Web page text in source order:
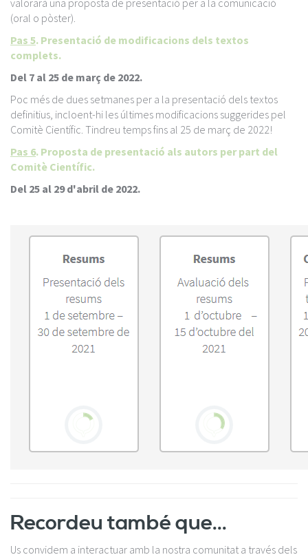
valorarà una proposta de presentació per a la comunicació
(oral o pòster).
Pas 5. Presentació de modificacions dels textos
complets.
Del 7 al 25 de març de 2022.
Poc més de dues setmanes per a la presentació dels textos
definitius, incloent-hi les últimes modificacions suggerides pel
Comitè Científic. Tindreu temps fins al 25 de març de 2022!
Pas 6. Proposta de presentació als autors per part del
Comitè Científic.
Del 25 al 29 d'abril de 2022.
Recordeu també que...
Us convidem a interactuar amb la nostra comunitat a través dels